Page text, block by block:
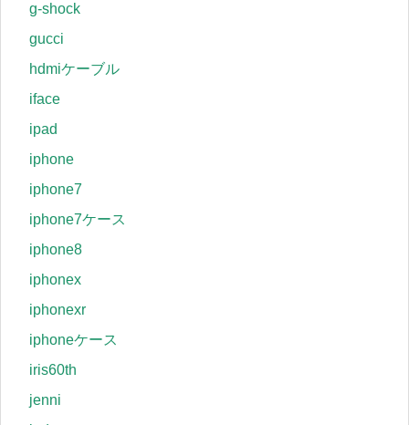
g-shock
gucci
hdmiケーブル
iface
ipad
iphone
iphone7
iphone7ケース
iphone8
iphonex
iphonexr
iphoneケース
iris60th
jenni